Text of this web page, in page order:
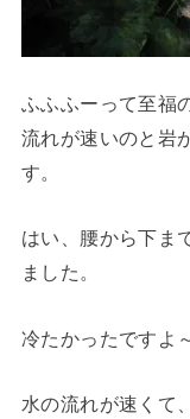
ふふふーって至福
流れが速いのと岩
す。
はい、腰から下ま
ました。
冷たかったですよ
水の流れが速くて